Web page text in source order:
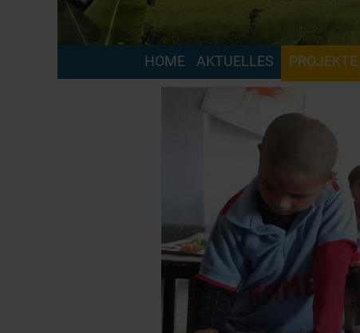
HOME AKTUELLES PROJEKTE